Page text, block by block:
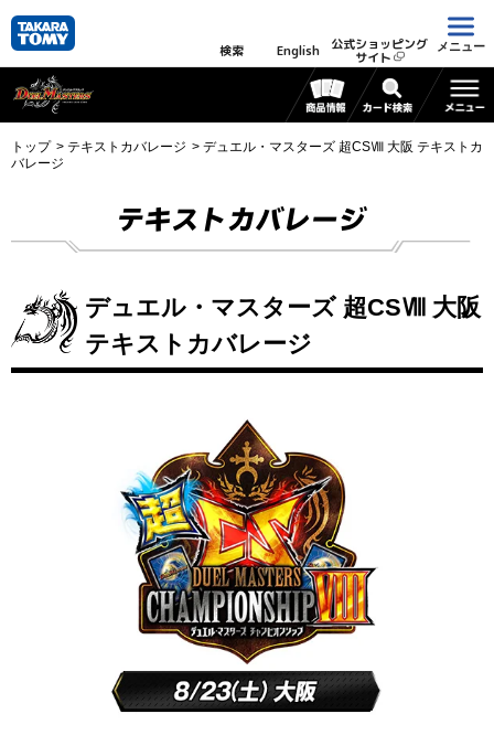
検索 English 公式ショッピング
サイト
メニュー
トップ テキストカバレージ
デュエル・マスターズ 超CSⅧ 大阪 テキストカ
バレージ
テキストカバレージ
デュエル・マスターズ 超CSⅧ 大阪
テキストカバレージ